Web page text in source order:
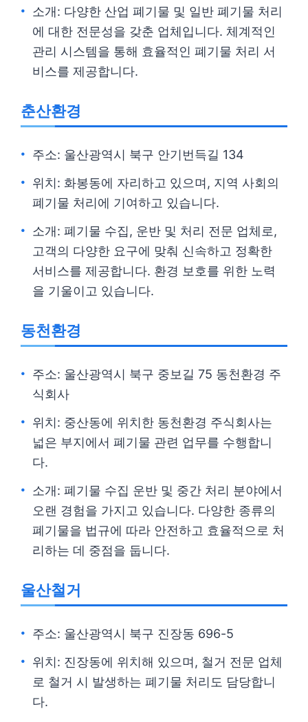
소개: 다양한 산업 폐기물 및 일반 폐기물 처리
에 대한 전문성을 갖춘 업체입니다. 체계적인
관리 시스템을 통해 효율적인 폐기물 처리 서
비스를 제공합니다.
춘산환경
주소: 울산광역시 북구 안기번득길 134
위치: 화봉동에 자리하고 있으며, 지역 사회의
폐기물 처리에 기여하고 있습니다.
소개: 폐기물 수집, 운반 및 처리 전문 업체로,
고객의 다양한 요구에 맞춰 신속하고 정확한
서비스를 제공합니다. 환경 보호를 위한 노력
을 기울이고 있습니다.
동천환경
주소: 울산광역시 북구 중보길 75 동천환경 주
식회사
위치: 중산동에 위치한 동천환경 주식회사는
넓은 부지에서 폐기물 관련 업무를 수행합니
다.
소개: 폐기물 수집 운반 및 중간 처리 분야에서
오랜 경험을 가지고 있습니다. 다양한 종류의
폐기물을 법규에 따라 안전하고 효율적으로 처
리하는 데 중점을 둡니다.
울산철거
주소: 울산광역시 북구 진장동 696-5
위치: 진장동에 위치해 있으며, 철거 전문 업체
로 철거 시 발생하는 폐기물 처리도 담당합니
다.